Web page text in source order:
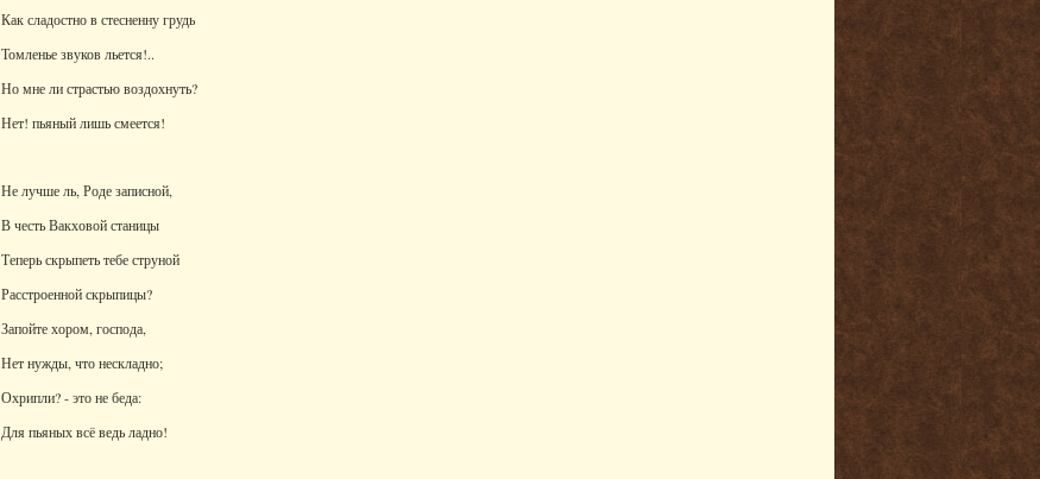
Как сладостно в стесненну грудь
Томленье звуков льется!..
Но мне ли страстью воздохнуть?
Нет! пьяный лишь смеется!
Не лучше ль, Роде записной,
В честь Вакховой станицы
Теперь скрыпеть тебе струной
Расстроенной скрыпицы?
Запойте хором, господа,
Нет нужды, что нескладно;
Охрипли? - это не беда:
Для пьяных всё ведь ладно!